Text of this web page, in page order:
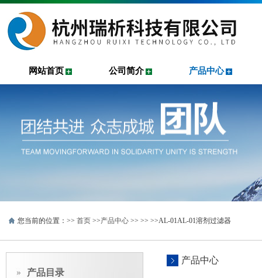
网站首页 公司简介 产品中心
您当前的位置：>> 首页 >>产品中心 >> >> >>AL-01AL-01溶剂过滤器
产品目录
产品中心